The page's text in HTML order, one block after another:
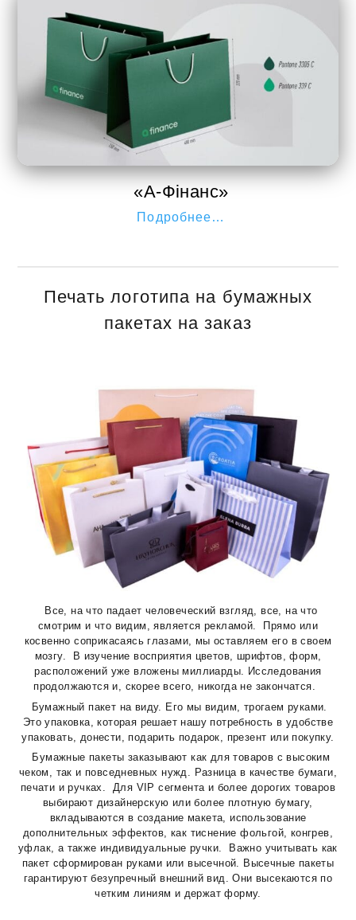
«А-Фінанс»
Подробнее…
Печать логотипа на бумажных
пакетах на заказ
Все, на что падает человеческий взгляд, все, на что
смотрим и что видим, является рекламой. Прямо или
косвенно соприкасаясь глазами, мы оставляем его в своем
мозгу. В изучение восприятия цветов, шрифтов, форм,
расположений уже вложены миллиарды. Исследования
продолжаются и, скорее всего, никогда не закончатся.
Бумажный пакет на виду. Его мы видим, трогаем руками.
Это упаковка, которая решает нашу потребность в удобстве
упаковать, донести, подарить подарок, презент или покупку.
Бумажные пакеты заказывают как для товаров с высоким
чеком, так и повседневных нужд. Разница в качестве бумаги,
печати и ручках. Для VIP сегмента и более дорогих товаров
выбирают дизайнерскую или более плотную бумагу,
вкладываются в создание макета, использование
дополнительных эффектов, как тиснение фольгой, конгрев,
уфлак, а также индивидуальные ручки. Важно учитывать как
пакет сформирован руками или высечной. Высечные пакеты
гарантируют безупречный внешний вид. Они высекаются по
четким линиям и держат форму.